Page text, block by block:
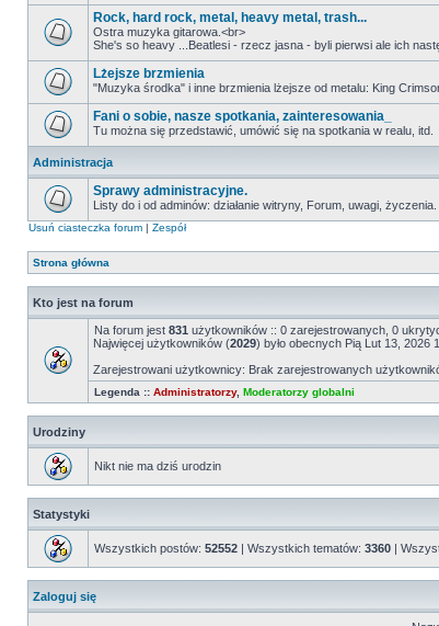
Rock, hard rock, metal, heavy metal, trash...
Ostra muzyka gitarowa.<br>
She's so heavy ...Beatlesi - rzecz jasna - byli pierwsi ale ich
Lżejsze brzmienia
"Muzyka środka" i inne brzmienia lżejsze od metalu: King
Fani o sobie, nasze spotkania, zainteresowania_
Tu można się przedstawić, umówić się na spotkania w realu, itd.
Administracja
Sprawy administracyjne.
Listy do i od adminów: działanie witryny, Forum, uwagi, życzenia.
Usuń ciasteczka forum | Zespół
Strona główna
Kto jest na forum
Na forum jest 831 użytkowników :: 0 zarejestrowanych, 0
Najwięcej użytkowników (2029) było obecnych Pią Lut 13, 2026
Zarejestrowani użytkownicy: Brak zarejestrowanych
Legenda :: Administratorzy, Moderatorzy globalni
Urodziny
Nikt nie ma dziś urodzin
Statystyki
Wszystkich postów: 52552 | Wszystkich tematów: 3360 |
Zaloguj się